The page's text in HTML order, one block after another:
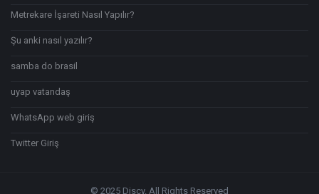
Metrekare İşareti Nasıl Yapılır?
Şu anki nasıl yazılır?
samba do brasil
uyap vatandaş
WhatsApp web giriş
Twitter Giriş
© 2025 Discy. All Rights Reserved